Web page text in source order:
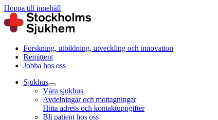
Hoppa till innehåll
Forskning, utbildning, utveckling och innovation
Remittent
Jobba hos oss
Sjukhus
Våra sjukhus
Avdelningar och mottagningar
Hitta adress och kontaktuppgifter
Bli patient hos oss